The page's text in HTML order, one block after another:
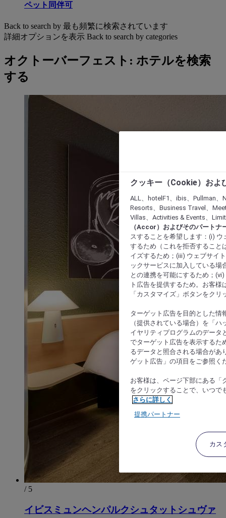
ペット同伴可
Back to search by 最も頻繁に検索されています
詳細オプションを表示 Back to search by categories
オクトーバーフェスト: ホテルを検索
する
/ 5
イビスミュンヘンパルクシュタットシュヴァ
クッキー（Cookie）およ
ALL、hotelF1、ibis、Pullman
Resorts、Business Travel、
Villas、Activities & Events、
（Accor）およびそのパートナ
スすることを希望します：(i)
するため（これを拒否すること
イズするため；(iii) ウェブサイ
ックサービスに加入している場
との連携を可能にするため；
ト広告を提供するため。お客
「カスタマイズ」ボタンをク
ターゲット広告を目的とした情
（提供されている場合）を「
イヤリティプログラムのデータ
でターゲット広告を表示するた
るデータと照合される場合があ
ゲット広告」の項目をご参照く
お客様は、ページ下部にある「
をクリックすることで、いつで
さらに詳しく
提携パートナー
カス